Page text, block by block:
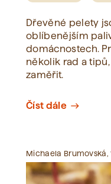
Dřevěné pelety
oblíbenějším
domácnostech.
několik rad a
zaměřit.
Číst dále east
Michaela Brumovská,